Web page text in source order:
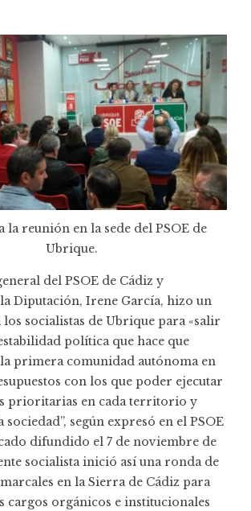
la reunión en la sede del PSOE de
Ubrique.
del PSOE de Cádiz y
Diputación, Irene García, hizo un
socialistas de Ubrique para «salir
política que hace que
primera comunidad autónoma en
con los que poder ejecutar
prioritarias en cada territorio y
según expresó en el PSOE
difundido el 7 de noviembre de
socialista inició así una ronda de
en la Sierra de Cádiz para
cargos orgánicos e institucionales